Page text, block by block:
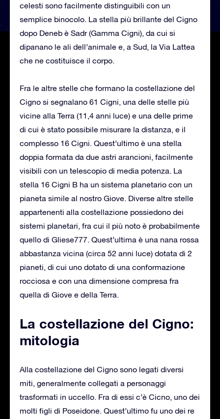
celesti sono facilmente distinguibili con un
semplice binocolo. La stella più brillante del Cigno
dopo Deneb è Sadr (Gamma Cigni), da cui si
dipanano le ali dell’animale e, a Sud, la Via Lattea
che ne costituisce il corpo.
Fra le altre stelle che formano la costellazione del
Cigno si segnalano 61 Cigni, una delle stelle più
vicine alla Terra (11,4 anni luce) e una delle prime
di cui è stato possibile misurare la distanza, e il
complesso 16 Cigni. Quest’ultimo è una stella
doppia formata da due astri arancioni, facilmente
visibili con un telescopio di media potenza. La
stella 16 Cigni B ha un sistema planetario con un
pianeta simile al nostro Giove. Diverse altre stelle
appartenenti alla costellazione possiedono dei
sistemi planetari, fra cui il più noto è probabilmente
quello di Gliese777. Quest’ultima è una nana rossa
abbastanza vicina (circa 52 anni luce) dotata di 2
pianeti, di cui uno dotato di una conformazione
rocciosa e con una dimensione compresa fra
quella di Giove e della Terra.
La costellazione del Cigno:
mitologia
Alla costellazione del Cigno sono legati diversi
miti, generalmente collegati a personaggi
trasformati in uccello. Fra di essi c’è Cicno, uno dei
molti figli di Poseidone. Quest’ultimo fu uno dei re